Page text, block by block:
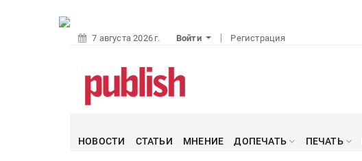
7 августа 2026 г. Войти Регистрация
НОВОСТИ СТАТЬИ МНЕНИЕ ДОПЕЧАТЬ ПЕЧАТЬ